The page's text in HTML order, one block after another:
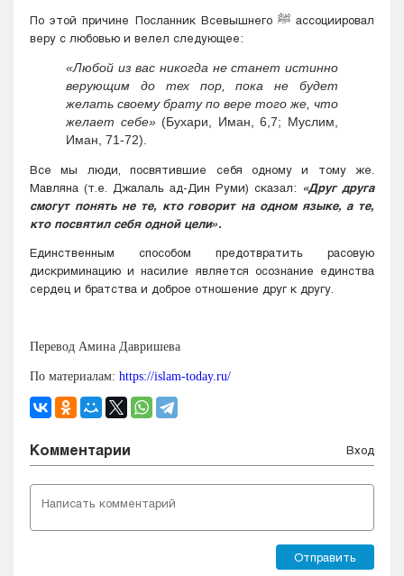
По этой причине Посланник Всевышнего ﷺ ассоциировал
веру с любовью и велел следующее:
«Любой из вас никогда не станет истинно
верующим до тех пор, пока не будет
желать своему брату по вере того же, что
желает себе»(Бухари, Иман, 6,7; Муслим,
Иман, 71-72).
Все мы люди, посвятившие себя одному и тому же.
Мавляна (т.е. Джалаль ад-Дин Руми) сказал: «Друг друга
смогут понять не те, кто говорит на одном языке, а те,
кто посвятил себя одной цели».
Единственным способом предотвратить расовую
дискриминацию и насилие является осознание единства
сердец и братства и доброе отношение друг к другу.
Перевод Амина Давришева
По материалам: https://islam-today.ru/
Комментарии Вход
Отправить